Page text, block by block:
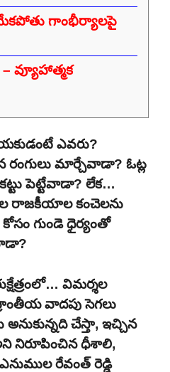
గాంభీర్యాలపై
వ్యూహాత్మక
ఎవరు?
రంగులు మార్చేవాడా? ఓట్ల
పెట్టేవాడా? లేక…
రాజకీయాల కంచెలను
గుండె ధైర్యంతో
విమర్శల
వాదపు సెగలు
చేస్తా, ఇచ్చిన
నిరూపించిన ధీశాలి,
రేవంత్ రెడ్డి